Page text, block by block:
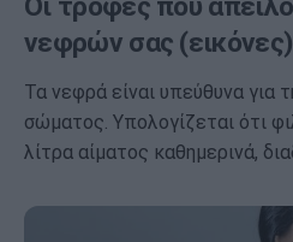
Οι τροφές που
νεφρών σας (εικόνες)
Τα νεφρά είναι υπεύθυνα για
σώματος. Υπολογίζεται ότι
λίτρα αίματος καθημερινά,